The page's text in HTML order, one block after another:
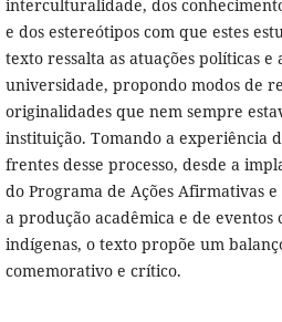
interculturalidade, dos
e dos estereótipos com que estes
texto ressalta as atuações políticas e
universidade, propondo modos de
originalidades que nem sempre
instituição. Tomando a experiência
frentes desse processo, desde a
do Programa de Ações Afirmativas
a produção acadêmica e de eventos
indígenas, o texto propõe um
comemorativo e crítico.